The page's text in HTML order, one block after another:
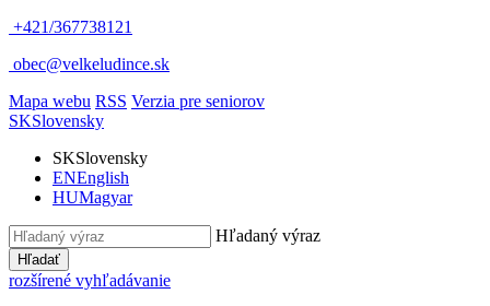
+421/367738121
obec@velkeludince.sk
Mapa webu RSS Verzia pre seniorov
SKSlovensky
SKSlovensky
ENEnglish
HUMagyar
Hľadaný výraz
Hľadať
rozšírené vyhľadávanie